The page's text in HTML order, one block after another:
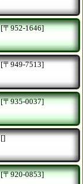
[〒952-1646]
[〒949-7513]
[〒935-0037]
[]
[〒920-0853]